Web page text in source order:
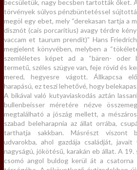
becsületük, nagy becsben tartották őket.
törvények súlyos pénzbüntetéssel
megöl egy ebet, mely “derekasan tartja a
disznót (cais porcaritius) avagy térdre
vaccam et taurum prendit)” Hans
megjelent könyvében, melyben a
szemléletes képet ad a “bären- oder
termetű, széles szügye van, feje rövid és
mered, hegyesre vágott. Állkapcsa
harapású, ez teszi lehetővé, hogy
A bikával való kutyaviaskodás aztán
bullenbeisser méretére nézve
megtalálható a jószág mellett, a
szabad beleharapnia az állat orrába,
tarthatja sakkban. Másrészt viszont
udvarokba, ahol gazdája családját,
nagyságú, jókötésű, karakán eb állat. A 19.
csomó angol buldog kerül át a csatorna